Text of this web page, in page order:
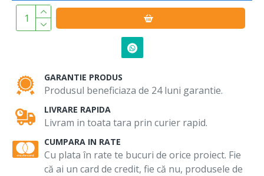
GARANTIE PRODUS
Produsul beneficiaza de 24 luni garantie.
LIVRARE RAPIDA
Livram in toata tara prin curier rapid.
CUMPARA IN RATE
Cu plata în rate te bucuri de orice proiect. Fie
că ai un card de credit, fie că nu, produsele de